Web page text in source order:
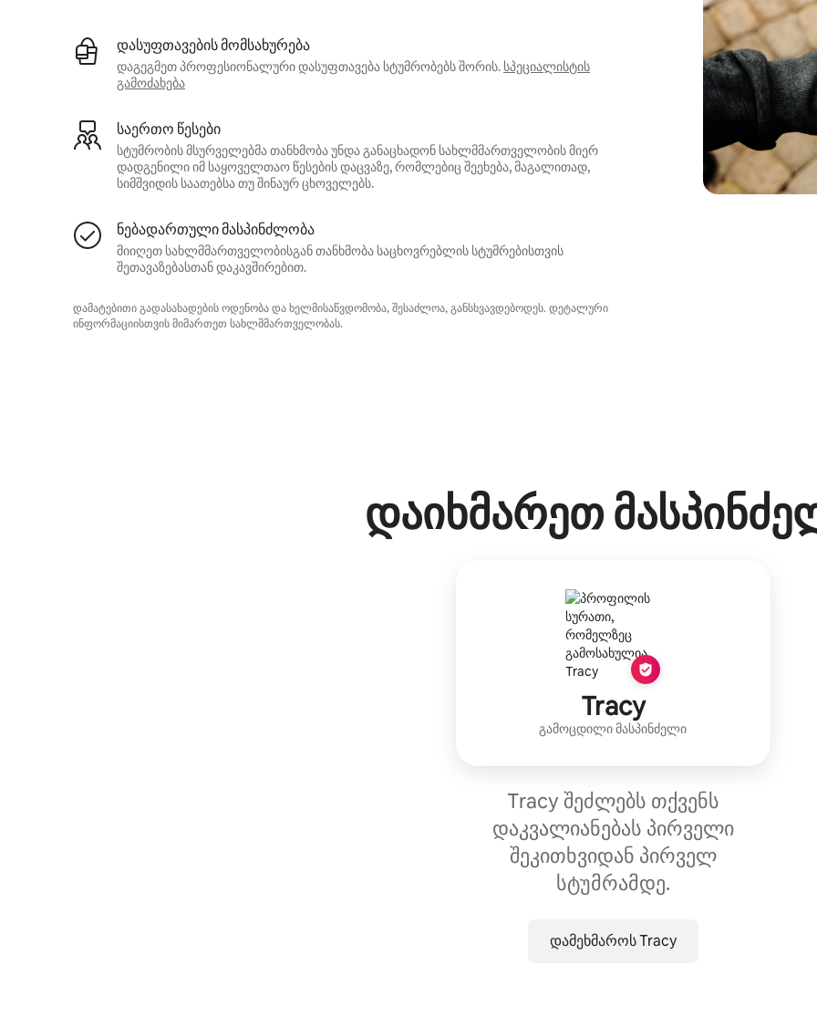
დასუფთავების მომსახურება
დაგეგმეთ პროფესიონალური დასუფთავება სტუმრობებს შორის. სპეციალისტის
გამოძახება
საერთო წესები
სტუმრობის მსურველებმა თანხმობა უნდა განაცხადონ სახლმმართველობის მიერ
დადგენილი იმ საყოველთაო წესების დაცვაზე, რომლებიც შეეხება, მაგალითად,
სიმშვიდის საათებსა თუ შინაურ ცხოველებს.
ნებადართული მასპინძლობა
მიიღეთ სახლმმართველობისგან თანხმობა საცხოვრებლის სტუმრებისთვის
შეთავაზებასთან დაკავშირებით.
დამატებითი გადასახადების ოდენობა და ხელმისაწვდომობა, შესაძლოა, განსხვავდებოდეს. დეტალური
ინფორმაციისთვის მიმართეთ სახლმმართველობას.
დაიხმარეთ
Tracy
გამოცდილი მასპინძელი
Tracy შეძლებს თქვენს
დაკვალიანებას პირველი
შეკითხვიდან პირველ
სტუმრამდე.
დამეხმაროს Tracy